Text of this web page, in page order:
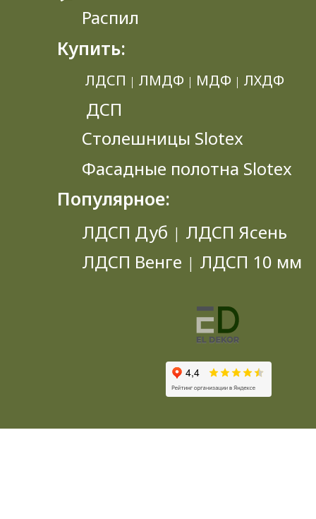
Распил
Купить:
ЛДСП | ЛМДФ | МДФ | ЛХДФ
ДСП
Столешницы Slotex
Фасадные полотна Slotex
Популярное:
ЛДСП Дуб | ЛДСП Ясень
ЛДСП Венге | ЛДСП 10 мм